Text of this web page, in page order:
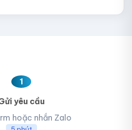
1
yêu cầu
hoặc nhắn Zalo